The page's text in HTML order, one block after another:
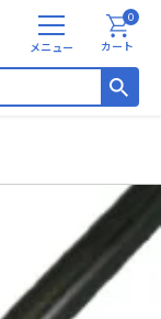
メ
ニ
カート
0